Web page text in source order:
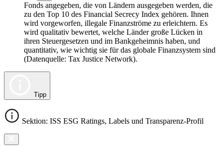
Fonds angegeben, die von Ländern ausgegeben werden, die
zu den Top 10 des Financial Secrecy Index gehören. Ihnen
wird vorgeworfen, illegale Finanzströme zu erleichtern. Es
wird qualitativ bewertet, welche Länder große Lücken in
ihren Steuergesetzen und im Bankgeheimnis haben, und
quantitativ, wie wichtig sie für das globale Finanzsystem sind
(Datenquelle: Tax Justice Network).
Tipp
Sektion: ISS ESG Ratings, Labels und Transparenz-Profil